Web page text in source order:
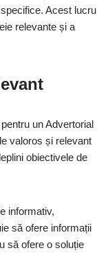
Acest lucru
relevante și a
un Advertorial
valoros și relevant
obiectivele de
informativ,
să ofere informații
să ofere o soluție